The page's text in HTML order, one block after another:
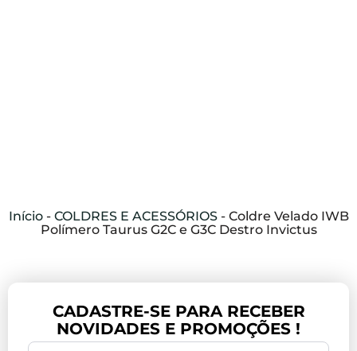
Início- COLDRES E ACESSÓRIOS- Coldre Velado IWB
Polímero Taurus G2C e G3C Destro Invictus
CADASTRE-SE PARA RECEBER
NOVIDADES E PROMOÇÕES !